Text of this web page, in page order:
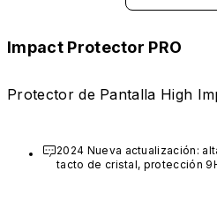
Impact Protector PRO
Protector de Pantalla High
2024 Nueva actualización:
tacto de cristal, protección